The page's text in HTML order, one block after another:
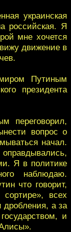
украинская
российская. Я
мне хочется
движение в
Путиным
президента
переговорил,
вопрос о
начал.
Я в политике
наблюдаю.
что говорит,
всех
дробления, а за
и